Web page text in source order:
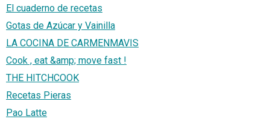
El cuaderno de recetas
Gotas de Azúcar y Vainilla
LA COCINA DE CARMENMAVIS
Cook , eat &amp; move fast !
THE HITCHCOOK
Recetas Pieras
Pao Latte